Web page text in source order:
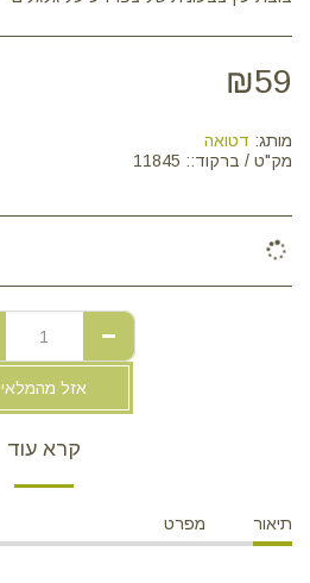
₪59
מותג: דטואה
מק"ט / ברקוד:: 11845
אזל מהמלאי
קרא עוד
תיאור מפרט